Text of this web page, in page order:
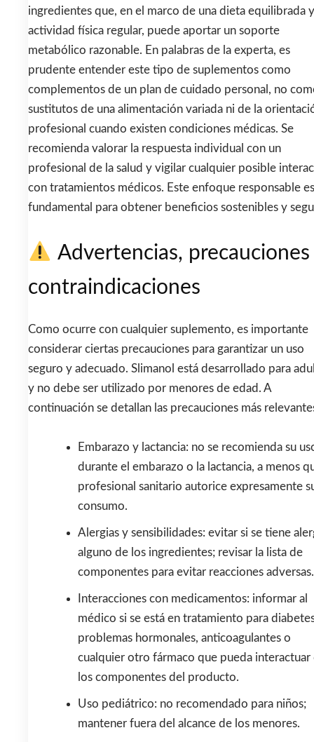
ingredientes que, en el marco de una dieta equilibrada y
actividad física regular, puede aportar un soporte
metabólico razonable. En palabras de la experta, es
prudente entender este tipo de suplementos como
complementos de un plan de cuidado personal, no
sustitutos de una alimentación variada ni de la
profesional cuando existen condiciones médicas. Se
recomienda valorar la respuesta individual con un
profesional de la salud y vigilar cualquier posible
con tratamientos médicos. Este enfoque responsable es
fundamental para obtener beneficios sostenibles y
Advertencias, precauciones
contraindicaciones
Como ocurre con cualquier suplemento, es importante
considerar ciertas precauciones para garantizar un uso
seguro y adecuado. Slimanol está desarrollado para
y no debe ser utilizado por menores de edad. A
continuación se detallan las precauciones más
Embarazo y lactancia: no se recomienda su
durante el embarazo o la lactancia, a menos
profesional sanitario autorice expresamente
consumo.
Alergias y sensibilidades: evitar si se tiene
alguno de los ingredientes; revisar la lista de
componentes para evitar reacciones adversas.
Interacciones con medicamentos: informar al
médico si se está en tratamiento para
problemas hormonales, anticoagulantes o
cualquier otro fármaco que pueda interactuar
los componentes del producto.
Uso pediátrico: no recomendado para niños;
mantener fuera del alcance de los menores.